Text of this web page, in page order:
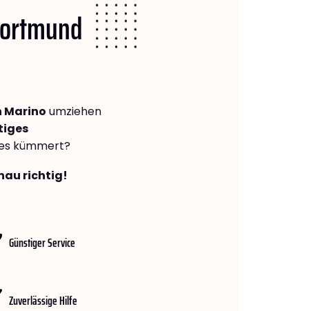
Marino umziehen
kümmert?
richtig!
Günstiger Service
Zuverlässige Hilfe